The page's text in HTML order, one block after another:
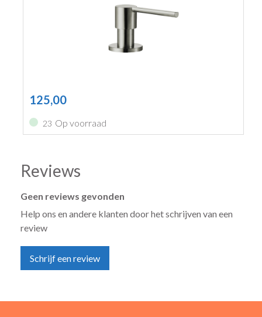
125,00
23 Op voorraad
Reviews
Geen reviews gevonden
Help ons en andere klanten door het schrijven van een
review
Schrijf een review